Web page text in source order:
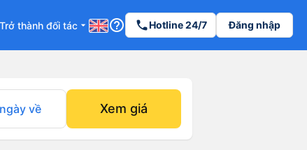
Trở thành đối tác arrow_drop_down help_outline phoneHotline 24/7 Đăng nhập
về Xem giá